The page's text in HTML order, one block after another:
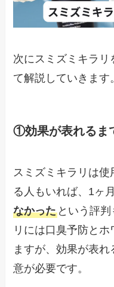
次にスミズミキラ
て解説していきます
①効果が表れるま
スミズミキラリは
る人もいれば、1ヶ
なかった という評
リには口臭予防と
ますが、効果が表
意が必要です。